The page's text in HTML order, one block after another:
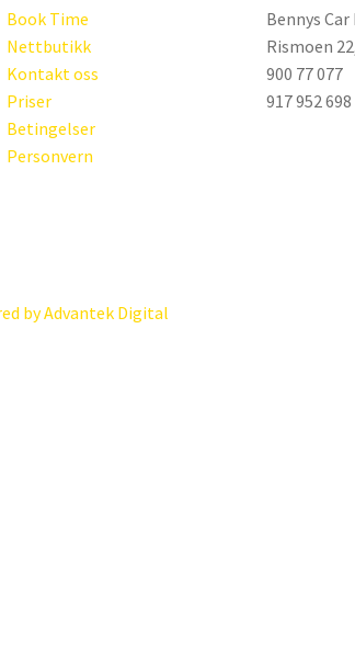
Book Time
Nettbutikk
Kontakt oss
Priser
Betingelser
Personvern
Bennys
Rismoen
900 77 077
917 952 698
by Advantek Digital